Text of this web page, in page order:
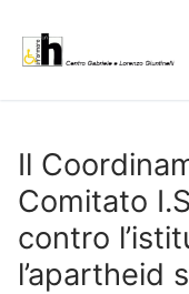
contenuto
Il
Comitato
contro
l’apartheid